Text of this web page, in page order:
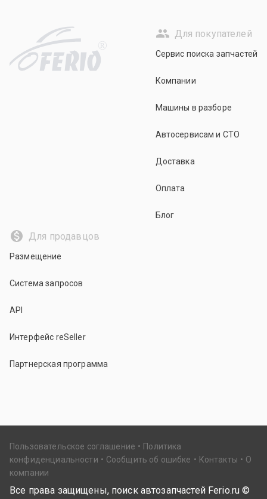
R
Для покупателей
Сервис поиска запчастей
Компании
Машины в разборе
Автосервисам и СТО
Доставка
Оплата
Блог
Для продавцов
Размещение
Система запросов
API
Интерфейс reSeller
Партнерская программа
Пользовательское соглашение
Политика
конфиденциальности
Сообщить об ошибке Контакты
О
компании
Все права защищены, поиск автозапчастей Ferio.ru ©